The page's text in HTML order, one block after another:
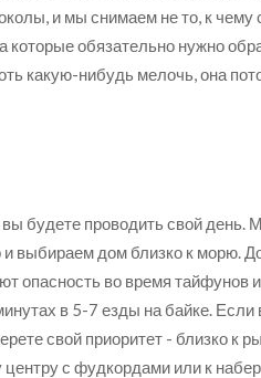
и мы снимаем не то, к чему
которые обязательно нужно
какую-нибудь мелочь, она
будете проводить свой день.
выбираем дом близко к морю.
опасность во время
в 5-7 езды на байке.
свой приоритет - близко к
центру с фудкордами или к